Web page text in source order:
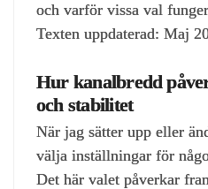
och varför vissa val
Texten uppdaterad: Maj
Hur kanalbredd
och stabilitet
När jag sätter upp eller
välja inställningar för
Det här valet påverkar